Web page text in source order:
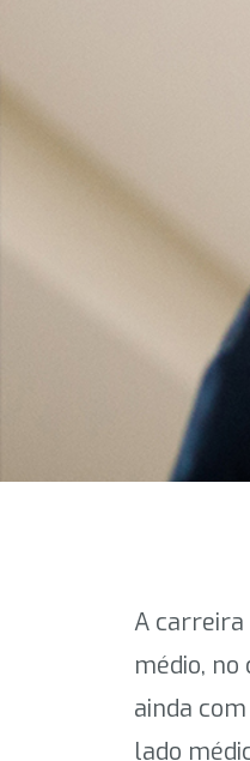
A carreira
médio,
ainda
lado